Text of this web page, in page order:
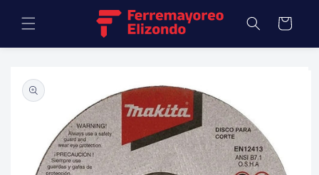
directamente
al contenido
Carrito
a la
información